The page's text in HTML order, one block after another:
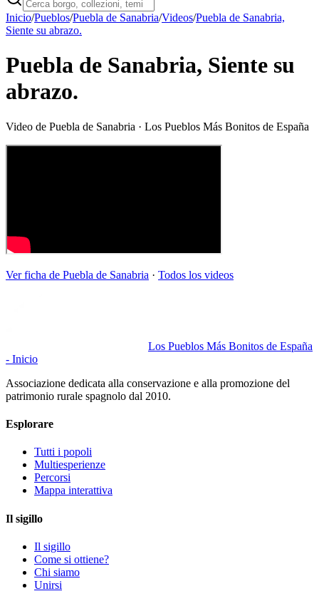
Inicio/Pueblos/Puebla de Sanabria/Videos/Puebla de Sanabria,
Siente su abrazo.
Puebla de Sanabria, Siente su
abrazo.
Video de Puebla de Sanabria · Los Pueblos Más Bonitos de España
Ver ficha de Puebla de Sanabria · Todos los videos
Los Pueblos Más Bonitos de España
- Inicio
Associazione dedicata alla conservazione e alla promozione del
patrimonio rurale spagnolo dal 2010.
Esplorare
Tutti i popoli
Multiesperienze
Percorsi
Mappa interattiva
Il sigillo
Il sigillo
Come si ottiene?
Chi siamo
Unirsi